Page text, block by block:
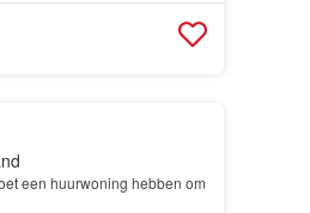
een huurwoning hebben om